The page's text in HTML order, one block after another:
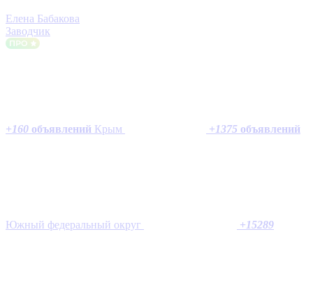
Елена Бабакова
Заводчик
+160 объявлений Крым +1375 объявлений
Южный федеральный округ +15289